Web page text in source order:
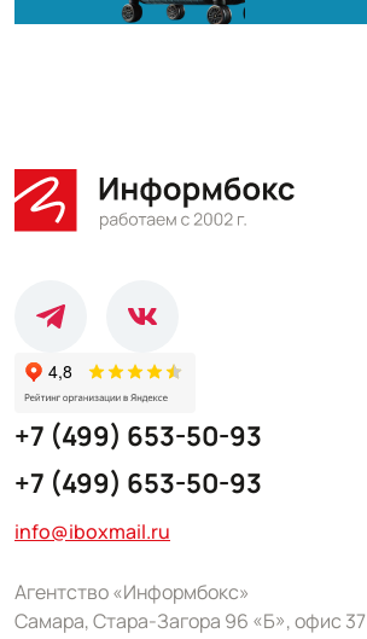
Агентство «Информбокс»
Самара, Стара-Загора 96 «Б», офис 37
+7 (499) 653-50-93
+7 (499) 653-50-93
info@iboxmail.ru